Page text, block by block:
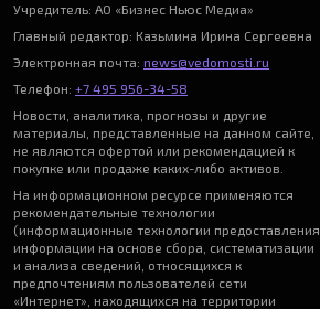
Учредитель: АО «Бизнес Ньюс Медиа»
Главный редактор: Казьмина Ирина Сергеевна
Электронная почта: news@vedomosti.ru
Телефон: +7 495 956-34-58
Новости, аналитика, прогнозы и другие
материалы, представленные на данном сайте,
не являются офертой или рекомендацией к
покупке или продаже каких-либо активов.
На информационном ресурсе применяются
рекомендательные технологии
(информационные технологии предоставления
информации на основе сбора, систематизации
и анализа сведений, относящихся к
предпочтениям пользователей сети
«Интернет», находящихся на территории